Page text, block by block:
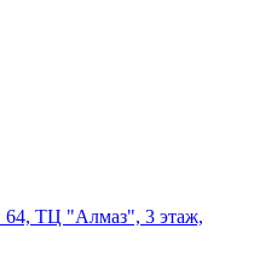
64, ТЦ "Алмаз", 3 этаж,